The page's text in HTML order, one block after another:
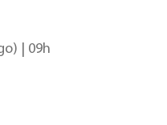
| 09h